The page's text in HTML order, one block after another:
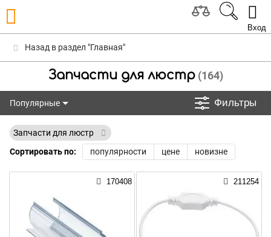
Вход
Назад в раздел "Главная"
Запчасти для люстр(164)
Популярные
Популярные Фильтры
Запчасти для люстр
Сортировать по:
популярности цене новизне
170408 211254